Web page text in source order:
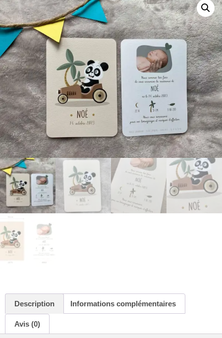
Description Informations complémentaires
Avis (0)